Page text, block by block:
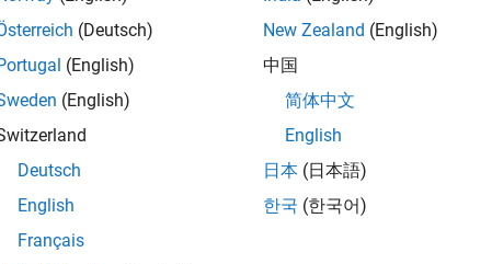
Talent Network beitreten
Erhalten Sie personalisierte
und Unternehmensneuigkeiten.
(Deutsch)
(English)
(English)
Deutsch
English
Français
New Zealand (English)
中国
简体中文
English
日本 (日本語)
한국 (한국어)